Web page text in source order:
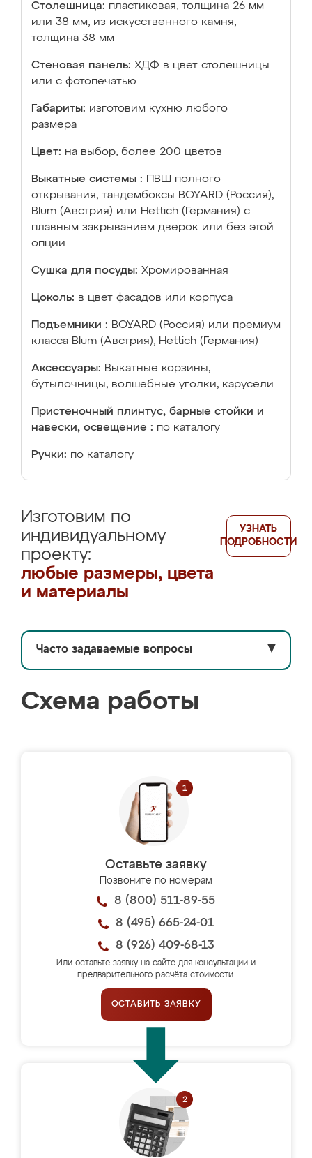
Столешница: пластиковая, толщина 26 мм
или 38 мм; из искусственного камня,
толщина 38 мм
Стеновая панель: ХДФ в цвет столешницы
или с фотопечатью
Габариты: изготовим кухню любого
размера
Цвет: на выбор, более 200 цветов
Выкатные системы :
ПВШ полного
открывания, тандембоксы BOYARD (Россия),
Blum (Австрия) или Hettich (Германия) с
плавным закрыванием дверок или без этой
опции
Сушка для посуды: Хромированная
Цоколь: в цвет фасадов или корпуса
Подъемники : BOYARD (Россия) или премиум
класса Blum (Австрия), Hettich (Германия)
Аксессуары: Выкатные корзины,
бутылочницы, волшебные уголки, карусели
Пристеночный плинтус, барные стойки и
навески, освещение : по каталогу
Ручки: по каталогу
Изготовим по
индивидуальному
проекту:
любые размеры, цвета
и материалы
УЗНАТЬ
ПОДРОБНОСТИ
Часто задаваемые вопросы ▼
Схема работы
Оставьте заявку
Позвоните по номерам
8 (800) 511-89-55
8 (495) 665-24-01
8 (926) 409-68-13
Или оставьте заявку на сайте для консультации и
предварительного расчёта стоимости.
ОСТАВИТЬ ЗАЯВКУ